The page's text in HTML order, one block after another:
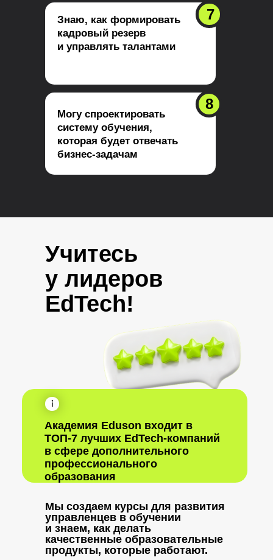
Знаю, как формировать
кадровый резерв
и управлять талантами
7
Могу спроектировать
систему обучения,
которая будет отвечать
бизнес-задачам
8
Мы создаем курсы для развития
управленцев в обучении
и знаем, как делать
качественные образовательные
продукты, которые работают.
Академия Eduson входит в
ТОП-7 лучших EdTech-компаний
в сфере дополнительного
профессионального
образования
Учитесь
у лидеров
EdTech!